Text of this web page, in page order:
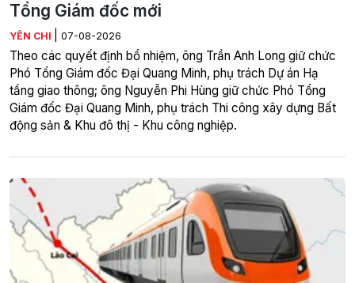
Tổng Giám đốc mới
YÊN CHI 07-08-2026
Theo các quyết định bổ nhiệm, ông Trần Anh Long giữ chức
Phó Tổng Giám đốc Đại Quang Minh, phụ trách Dự án Hạ
tầng giao thông; ông Nguyễn Phi Hùng giữ chức Phó Tổng
Giám đốc Đại Quang Minh, phụ trách Thi công xây dựng Bất
động sản & Khu đô thị - Khu công nghiệp.